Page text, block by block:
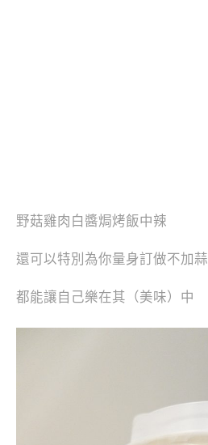
野菇雞肉白醬焗烤飯中辣
還可以特別為你量身訂做不加蒜
都能讓自己樂在其（美味）中